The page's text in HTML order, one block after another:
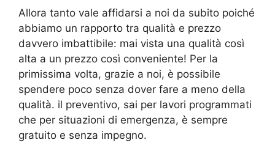
Allora tanto vale affidarsi a noi da subito poiché
abbiamo un rapporto tra qualità e prezzo
davvero imbattibile: mai vista una qualità così
alta a un prezzo così conveniente! Per la
primissima volta, grazie a noi, è possibile
spendere poco senza dover fare a meno della
qualità. il preventivo, sai per lavori programmati
che per situazioni di emergenza, è sempre
gratuito e senza impegno.